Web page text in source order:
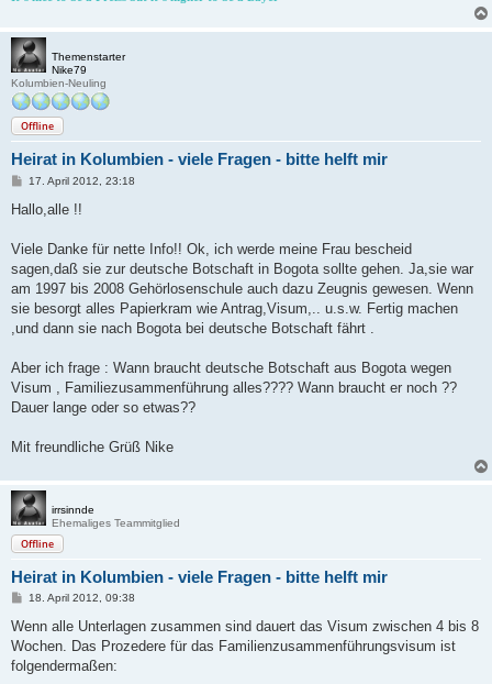
Themenstarter
Nike79
Kolumbien-Neuling
Offline
Heirat in Kolumbien - viele Fragen - bitte helft mir
B
i
a
17. April 2012, 23:18
Hallo,alle !!
Viele Danke für nette Info!! Ok, ich werde meine Frau bescheid
sagen,daß sie zur deutsche Botschaft in Bogota sollte gehen. Ja,sie war
am 1997 bis 2008 Gehörlosenschule auch dazu Zeugnis gewesen. Wenn
sie besorgt alles Papierkram wie Antrag,Visum,.. u.s.w. Fertig machen
,und dann sie nach Bogota bei deutsche Botschaft fährt .
Aber ich frage : Wann braucht deutsche Botschaft aus Bogota wegen
Visum , Familiezusammenführung alles???? Wann braucht er noch ??
Dauer lange oder so etwas??
Mit freundliche Grüß Nike
irrsinnde
Ehemaliges Teammitglied
Offline
Heirat in Kolumbien - viele Fragen - bitte helft mir
B
i
r
a
g
18. April 2012, 09:38
Wenn alle Unterlagen zusammen sind dauert das Visum zwischen 4 bis 8
Wochen. Das Prozedere für das Familienzusammenführungsvisum ist
folgendermaßen: